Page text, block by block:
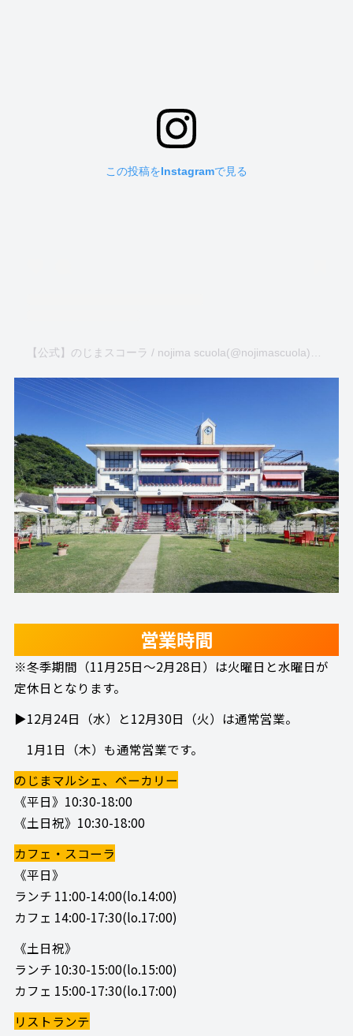
この投稿をInstagramで見る
営業時間
※冬季期間（11月25日～2月28日）は火曜日と水曜日が
定休日となります。
▶12月24日（水）と12月30日（火）は通常営業。
1月1日（木）も通常営業です。
のじまマルシェ、ベーカリー
《平日》10:30-18:00
《土日祝》10:30-18:00
カフェ・スコーラ
《平日》
ランチ 11:00-14:00(lo.14:00)
カフェ 14:00-17:30(lo.17:00)
《土日祝》
ランチ 10:30-15:00(lo.15:00)
カフェ 15:00-17:30(lo.17:00)
リストランテ